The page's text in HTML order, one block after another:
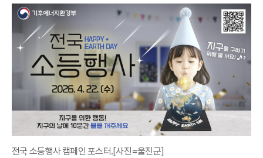
전국 소등행사 캠페인 포스터.[사진=울진군]